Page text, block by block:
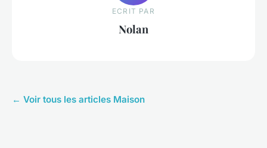
ECRIT PAR
Nolan
← Voir tous les articles Maison